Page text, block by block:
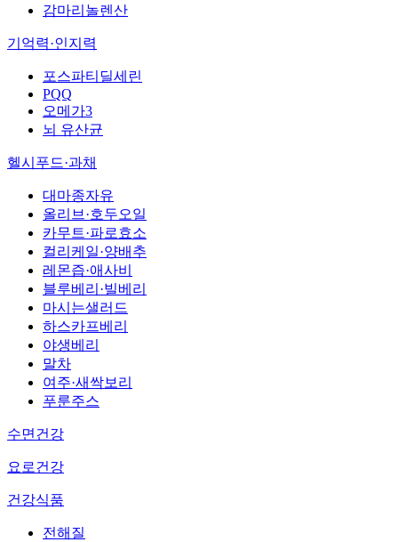
감마리놀렌산
기억력·인지력
포스파티딜세린
PQQ
오메가3
뇌 유산균
헬시푸드·과채
대마종자유
올리브·호두오일
카무트·파로효소
컬리케일·양배추
레몬즙·애사비
블루베리·빌베리
마시는샐러드
하스카프베리
야생베리
말차
여주·새싹보리
푸룬주스
수면건강
요로건강
건강식품
전해질